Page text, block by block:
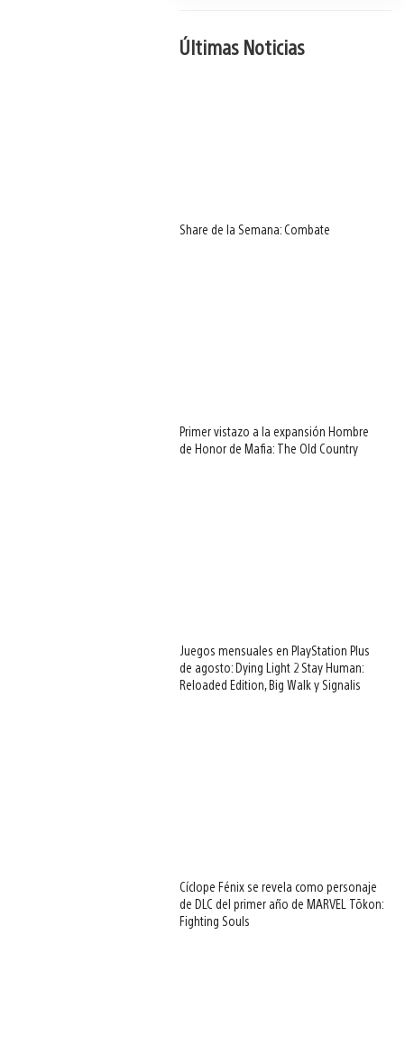
Últimas Noticias
Share de la Semana: Combate
Primer vistazo a la expansión Hombre
de Honor de Mafia: The Old Country
Juegos mensuales en PlayStation Plus
de agosto: Dying Light 2 Stay Human:
Reloaded Edition, Big Walk y Signalis
Cíclope Fénix se revela como personaje
de DLC del primer año de MARVEL Tōkon:
Fighting Souls